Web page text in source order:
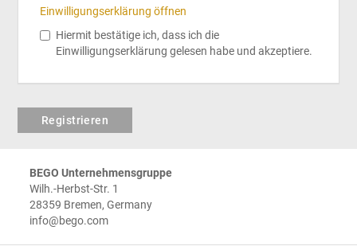
Einwilligungserklärung öffnen
Hiermit bestätige ich, dass ich die
Einwilligungserklärung gelesen habe und akzeptiere.
Registrieren
BEGO Unternehmensgruppe
Wilh.-Herbst-Str. 1
28359 Bremen, Germany
info@bego.com